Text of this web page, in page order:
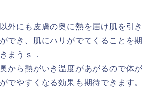
外にも皮膚の奥に熱を届け肌を引き
でき、肌にハリがでてくることを期
まうｓ．
から熱がいき温度があがるので体が
でやすくなる効果も期待できます。